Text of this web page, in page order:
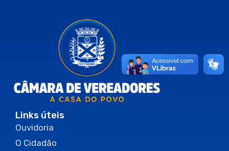
Links úteis
Ouvidoria
O Cidadão